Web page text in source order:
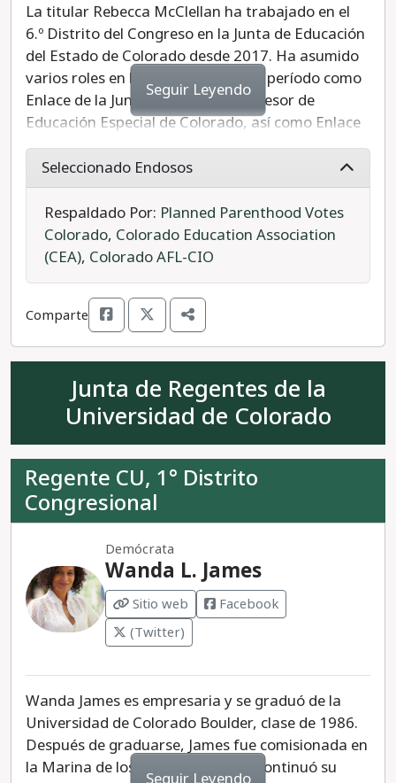
La titular Rebecca McClellan ha trabajado en el
6.º Distrito del Congreso en la Junta de Educación
del Estado de Colorado desde 2017. Ha asumido
varios roles en la junta, incluido un período como
Enlace de la Junta con el Comité Asesor de
Educación Especial de Colorado, así como Enlace
Legislativo de la Junta Estatal. Más
recientemente, ha estado luchando contra los
miembros conservadores de la junta que han
estado abogando por estándares conservadores
de estudios sociales que borran a las personas
LGBTQ+ y de color de la historia. McClellan ha
demostrado ser un defensor de la educación y
Colorado necesita su liderazgo continuo.
McClellan es la elección progresista.
Molly Lamar es la candidata republicana. Lamar
ha sido respaldada por muchos republicanos
conservadores, incluido Steve Durham, un titular
conservador que representa al 5º Distrito del
Congreso. Lamar sería una adición peligrosa a la
Junta Estatal de Educación.
Seguir Leyendo
Seleccionado Endosos
Respaldado Por: Planned Parenthood Votes
Colorado, Colorado Education Association
(CEA), Colorado AFL-CIO
Comparte
Junta de Regentes de la
Universidad de Colorado
Regente CU, 1° Distrito
Congresional
Demócrata
Wanda L. James
Sitio web
Facebook
(Twitter)
Wanda James es empresaria y se graduó de la
Universidad de Colorado Boulder, clase de 1986.
Después de graduarse, James fue comisionada en
la Marina de los Estados Unidos. Continuó su